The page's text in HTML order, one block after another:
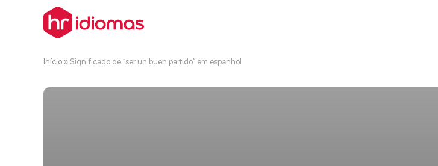
Início » Significado de “ser un buen partido” em espanhol